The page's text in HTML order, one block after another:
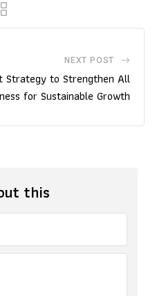
NEXT POST
Strategy to Strengthen All
for Sustainable Growth
this